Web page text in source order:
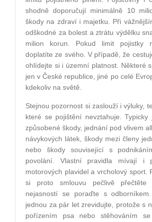
shodně doporučují minimálně 10
škody na zdraví i majetku. Při
odškodné za bolest a ztrátu výdělku
milion korun. Pokud limit pojistky
doplatíte ze svého. V případě, že
ohlídejte si i územní platnost. Některé
jen v České republice, jiné po celé
kdekoliv na světě.
Stejnou pozornost si zaslouží i výluky,
které se pojištění nevztahuje. Typicky
způsobené škody, jednání pod vlivem
návykových látek, škody mezi členy
nebo škody související s
povolání. Vlastní pravidla mívají i
motorových plavidel a vrcholový sport.
si proto smlouvu pečlivě
nejasností se poraďte s
jednou za pár let zrevidujte, protože s
pořízením psa nebo stěhováním